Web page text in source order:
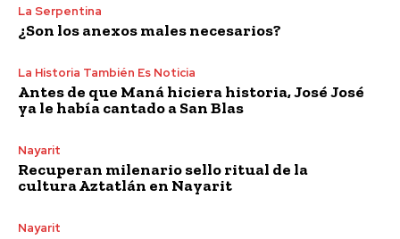
La Serpentina
¿Son los anexos males necesarios?
La Historia También Es Noticia
Antes de que Maná hiciera historia, José José
ya le había cantado a San Blas
Nayarit
Recuperan milenario sello ritual de la
cultura Aztatlán en Nayarit
Nayarit